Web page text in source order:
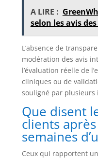
A LIRE :
selon les avis
L’absence de
modération des avis
l’évaluation réelle de
cliniques ou de
souligné par plusieurs
Que disent
clients
semaines
Ceux qui rapportent